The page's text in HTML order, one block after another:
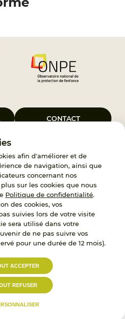
afin d'améliorer et de
de navigation, ainsi que
concernant nos
sur les cookies que nous
Politique de confidentialité.
des cookies, vos
suivies lors de votre visite
sera utilisé dans votre
de ne pas suivre vos
pour une durée de 12 mois).
ACCEPTER
REFUSER
CONTACT
France Enfance Protégée, créé le 5
les missions de service public du
adoptants et de traitement des
personnelles. France Enfance
et une ressource pour
ainsi qu’un appui à l’élaboration de la
soutien à l’activité des conseils
et les Associations au
et de la protection de
Politique de
confidentialité